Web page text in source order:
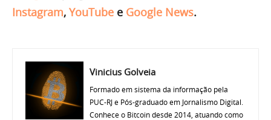
Instagram, YouTube e Google News.
Vinicius Golveia
Formado em sistema da informação pela
PUC-RJ e Pós-graduado em Jornalismo Digital.
Conhece o Bitcoin desde 2014, atuando como